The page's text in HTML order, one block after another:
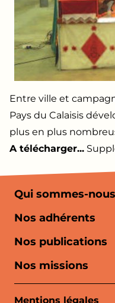
Entre ville et
Pays du Calaisis
plus en plus
A télécharger...
Qui sommes-
Nos adhérents
Nos publications
Nos missions
Mentions légales